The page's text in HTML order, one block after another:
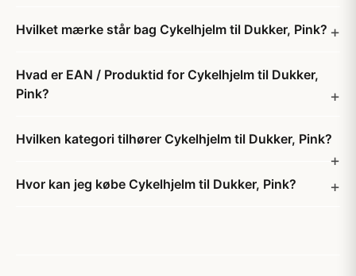
Hvilket mærke står bag Cykelhjelm til Dukker, Pink?
Hvad er EAN / Produktid for Cykelhjelm til Dukker,
Pink?
Hvilken kategori tilhører Cykelhjelm til Dukker, Pink?
Hvor kan jeg købe Cykelhjelm til Dukker, Pink?